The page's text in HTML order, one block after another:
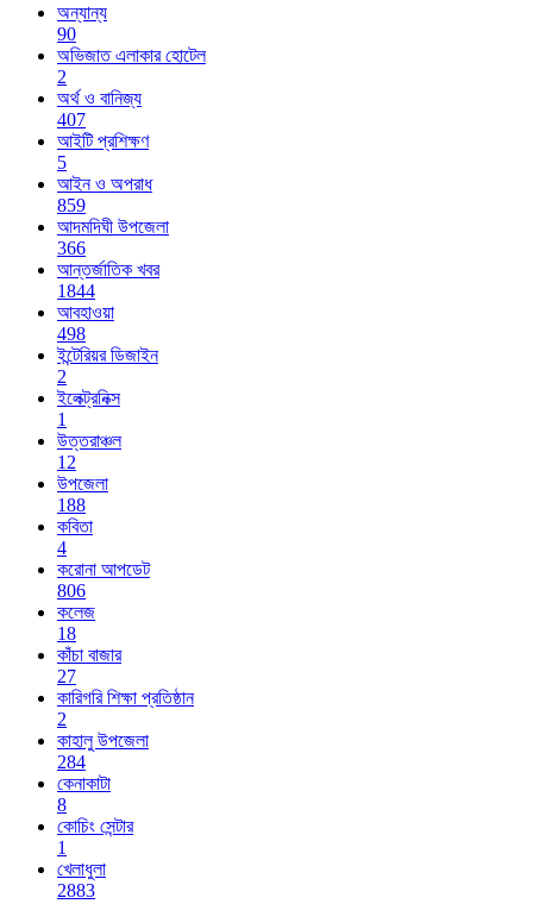
অন্যান্য
90
অভিজাত এলাকার হোটেল
2
অর্থ ও বানিজ্য
407
আইটি প্রশিক্ষণ
5
আইন ও অপরাধ
859
আদমদিঘী উপজেলা
366
আন্তর্জাতিক খবর
1844
আবহাওয়া
498
ইন্টেরিয়র ডিজাইন
2
ইলেক্ট্রনিক্স
1
উত্তরাঞ্চল
12
উপজেলা
188
কবিতা
4
করোনা আপডেট
806
কলেজ
18
কাঁচা বাজার
27
কারিগরি শিক্ষা প্রতিষ্ঠান
2
কাহালু উপজেলা
284
কেনাকাটা
8
কোচিং সেন্টার
1
খেলাধুলা
2883